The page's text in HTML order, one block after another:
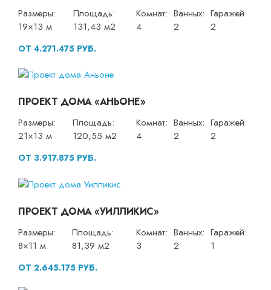
Размеры:
19×13 м
Площадь:
131,43 м2
Комнат:
4
Ванных:
2
Гаражей:
2
ОТ 4.271.475 РУБ.
ПРОЕКТ ДОМА «АНЬОНЕ»
Размеры:
21×13 м
Площадь:
120,55 м2
Комнат:
4
Ванных:
2
Гаражей:
2
ОТ 3.917.875 РУБ.
ПРОЕКТ ДОМА «УИЛЛИКИС»
Размеры:
8×11 м
Площадь:
81,39 м2
Комнат:
3
Ванных:
2
Гаражей:
1
ОТ 2.645.175 РУБ.